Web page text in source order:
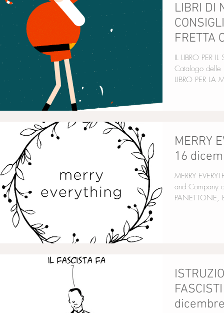
LIBRI DI
FRETTA
parte)
IL LIBRO PER IL
Catalogo delle
LIBRO PER
MERRY
16
MERRY EVERYTHING la triste festa
and Company
PANETTONE,